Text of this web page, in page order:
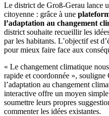
Le district de Groß-Gerau lance
citoyenne : grâce à une
l’adaptation au changement
district souhaite recueillir les
par les habitants. L’objectif est
pour mieux faire face aux
« Le changement climatique
rapide et coordonnée »,
l’adaptation au changement
interactive offre un moyen
soumettre leurs propres
commenter les idées existantes.